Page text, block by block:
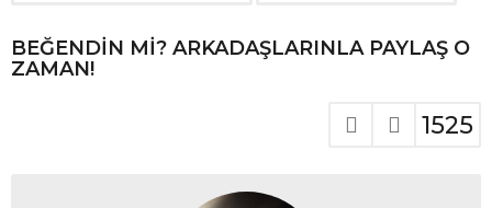
o
n
BEĞENDIN MI? ARKADAŞLARINLA PAYLAŞ O
ZAMAN!
1525